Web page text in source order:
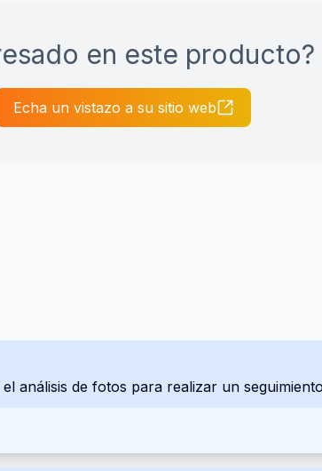
en este producto?
Echa un vistazo a su sitio web
análisis de fotos para realizar un